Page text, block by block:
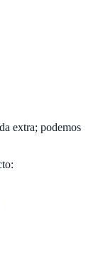
extra; podemos